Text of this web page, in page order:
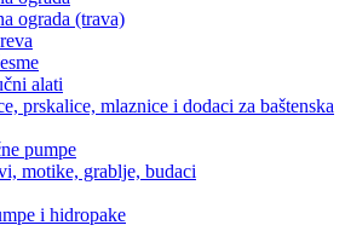
ograda (trava)
alati
prskalice, mlaznice i dodaci za baštenska
pumpe
motike, grablje, budaci
i hidropake